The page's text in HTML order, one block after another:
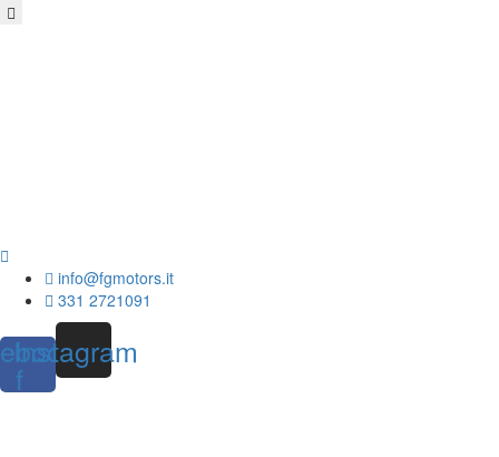
info@fgmotors.it
331 2721091
f
Instagram